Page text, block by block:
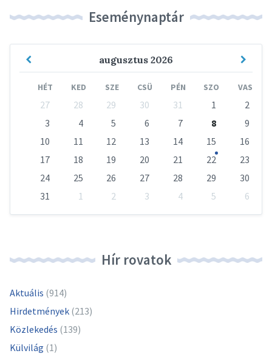
Eseménynaptár
augusztus 2026
Previous
HÉT KED SZE CSÜ PÉN SZO VAS
calendar
27 28 29 30 31 1
2
3
4 5 6 7 8
9
10
11 12 13 14 15
16
17
18 19 20 21 22
23
24
25 26 27 28 29
30
31
1 2 3 4 5
6
Hír rovatok
Aktuális (914)
Hirdetmények (213)
Közlekedés (139)
Külvilág (1)